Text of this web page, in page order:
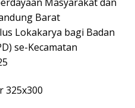
Masyarakat dan
Barat
Lokakarya bagi Badan
se-Kecamatan